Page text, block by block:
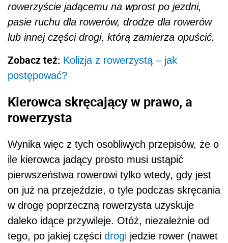
rowerzyście jadącemu na wprost po jezdni,
pasie ruchu dla rowerów, drodze dla rowerów
lub innej części drogi, którą zamierza opuścić.
Zobacz też: Kolizja z rowerzystą – jak
postępować?
Kierowca skręcający w prawo, a
rowerzysta
Wynika więc z tych osobliwych przepisów, że o
ile kierowca jadący prosto musi ustąpić
pierwszeństwa rowerowi tylko wtedy, gdy jest
on już na przejeździe, o tyle podczas skręcania
w drogę poprzeczną rowerzysta uzyskuje
daleko idące przywileje. Otóż, niezależnie od
tego, po jakiej części drogi jedzie rower (nawet